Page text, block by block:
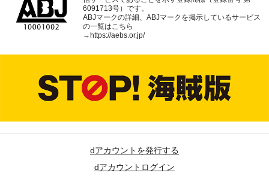
6091713号）です。
ABJマークの詳細、ABJマークを掲示しているサービス
の一覧はこちら
→https://aebs.or.jp/
dアカウントを発行する
dアカウントログイン